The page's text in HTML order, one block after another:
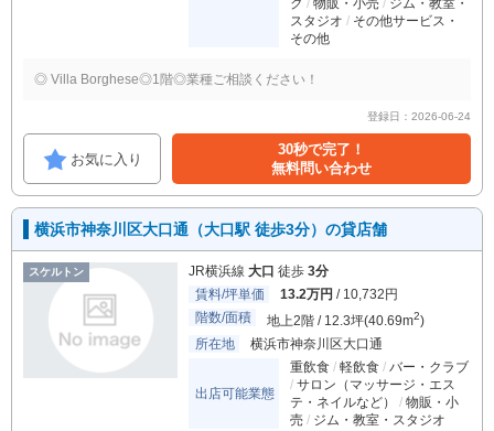
ク 物販・小売
ジム・教室・
スタジオ
その他サービス・
その他
◎ Villa Borghese◎1階◎業種ご相談ください！
登録日：2026-06-24
お気に入り
30秒で完了！
無料問い合わせ
横浜市神奈川区大口通（大口駅 徒歩3分）の貸店舗
スケルトン JR横浜線 大口 徒歩 3分
賃料/坪単価
13.2万円 / 10,732円
階数/面積
地上2階 / 12.3坪(40.69m2)
所在地
横浜市神奈川区大口通
出店可能業態
重飲食 軽飲食
バー・クラブ
サロン（マッサージ・エス
テ・ネイルなど）
物販・小
売
ジム・教室・スタジオ